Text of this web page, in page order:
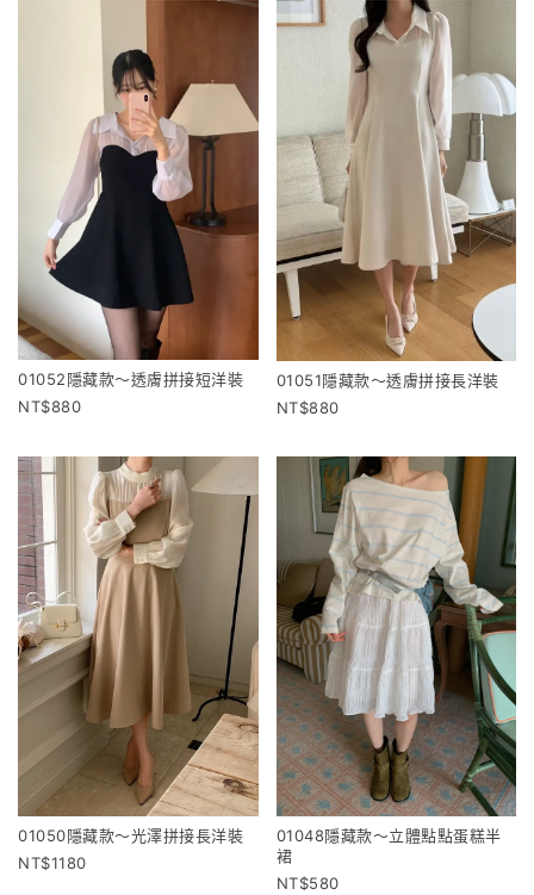
01052隱藏款～透膚拼接短洋裝
880
01051隱藏款～透膚拼接長洋裝
880
01050隱藏款～光澤拼接長洋裝
1180
01048隱藏款～立體點點蛋糕半
裙
580